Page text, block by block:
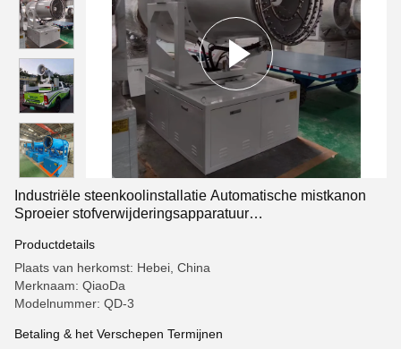
Industriële steenkoolinstallatie Automatische mistkanon
Sproeier stofverwijderingsapparatuur
Productdetails
Plaats van herkomst: Hebei, China
Merknaam: QiaoDa
Modelnummer: QD-3
Betaling & het Verschepen Termijnen